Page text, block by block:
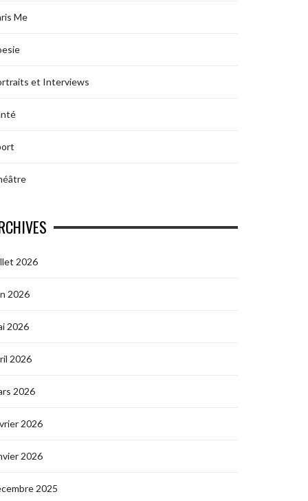
Me
et Interviews
2026
2026
2026
2026
2026
2026
2026
2025